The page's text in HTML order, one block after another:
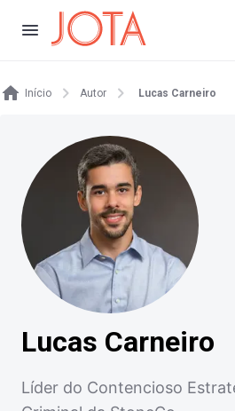
Início Autor Lucas Carneiro
Lucas Carneiro
Líder do Contencioso